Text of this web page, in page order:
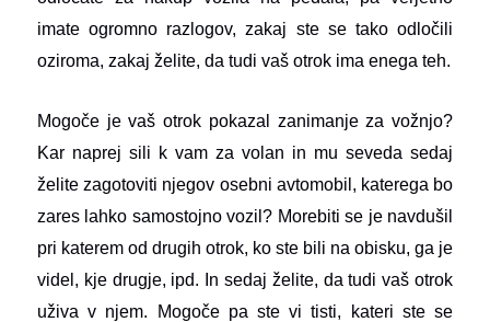
imate ogromno razlogov, zakaj ste se tako odločili
oziroma, zakaj želite, da tudi vaš otrok ima enega teh.
Mogoče je vaš otrok pokazal zanimanje za vožnjo?
Kar naprej sili k vam za volan in mu seveda sedaj
želite zagotoviti njegov osebni avtomobil, katerega bo
zares lahko samostojno vozil? Morebiti se je navdušil
pri katerem od drugih otrok, ko ste bili na obisku, ga je
videl, kje drugje, ipd. In sedaj želite, da tudi vaš otrok
uživa v njem. Mogoče pa ste vi tisti, kateri ste se